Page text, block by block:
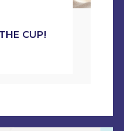
CUP!